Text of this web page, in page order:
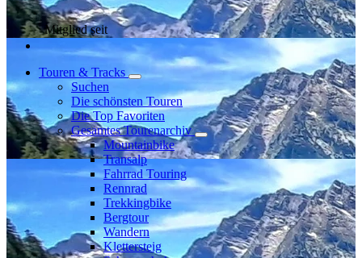
Mitglied seit
Touren & Tracks
Suchen
Die schönsten Touren
Die Top Favoriten
Gesamtes Tourenarchiv
Mountainbike
Transalp
Fahrrad Touring
Rennrad
Trekkingbike
Bergtour
Wandern
Klettersteig